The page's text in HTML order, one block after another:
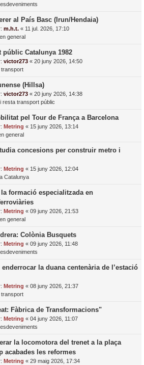
al País Basc (Irun/Hendaia)
m.h.t. « 11 jul. 2026, 17:10
general
públic Catalunya 1982
victor273 « 20 juny 2026, 14:50
transport
(Hillsa)
victor273 « 20 juny 2026, 14:38
resta transport públic
pel Tour de França a Barcelona
Metring « 15 juny 2026, 13:14
general
concesions per construir metro i
Metring « 15 juny 2026, 12:04
Catalunya
formació especialitzada en
Metring « 09 juny 2026, 21:53
general
Colònia Busquets
Metring « 09 juny 2026, 11:48
enderrocar la duana centenària de l’estació
Metring « 08 juny 2026, 21:37
transport
Fàbrica de Transformacions"
Metring « 04 juny 2026, 11:07
la locomotora del trenet a la plaça
acabades les reformes
Metring « 29 maig 2026, 17:34